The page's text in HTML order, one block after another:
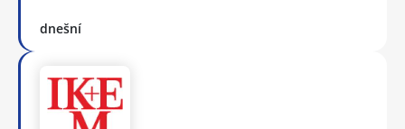
dnešní